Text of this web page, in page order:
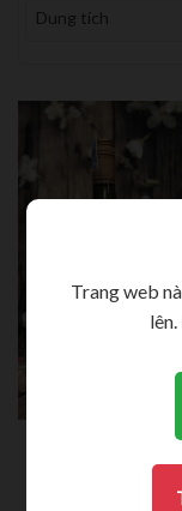
Dung tích
Santa Rita 3 Tres
Trang web